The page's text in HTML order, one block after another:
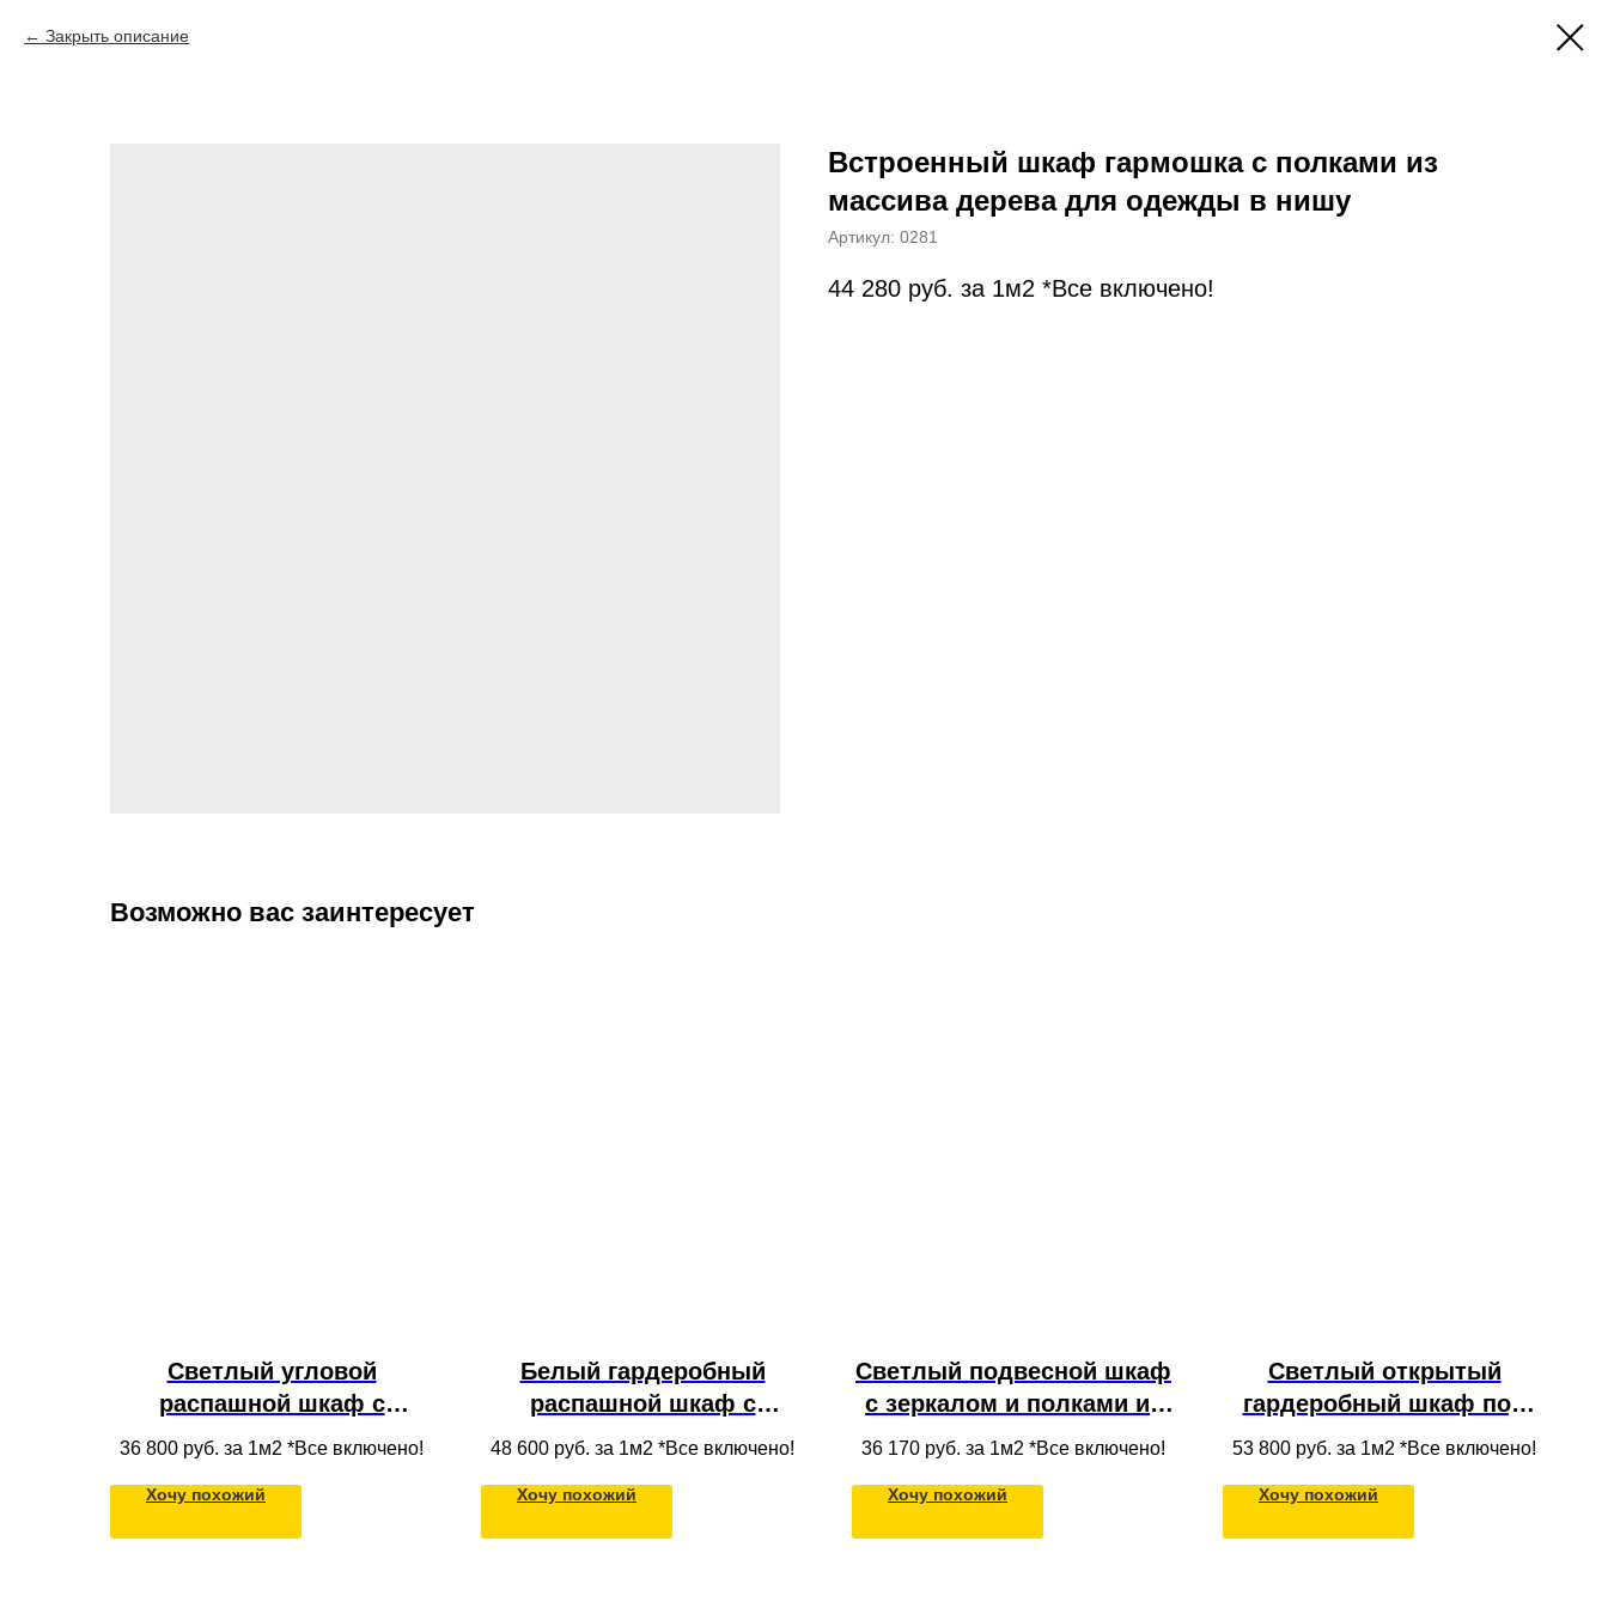
Закрыть описание
Встроенный шкаф гармошка с полками из
массива дерева для одежды в нишу
Артикул: 0281
44 280 руб. за 1м2 *Все включено!
Возможно вас заинтересует
Светлый угловой
распашной шкаф с
антресолью, полками и
одежды
36 800 руб. за 1м2 *Все включено!
Хочу похожий
Белый гардеробный
распашной шкаф с
ящиками из МДФ для
48 600 руб. за 1м2 *Все включено!
Хочу похожий
Светлый подвесной шкаф
с зеркалом и полками из
белого МДФ со
раковины в ванной
комнате
36 170 руб. за 1м2 *Все включено!
Хочу похожий
Светлый открытый
гардеробный шкаф под
потолок, с обувницей,
МДФ, встроенный в нишу
53 800 руб. за 1м2 *Все включено!
Хочу похожий